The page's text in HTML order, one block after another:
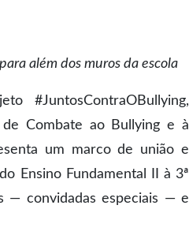
além dos muros da escola
#JuntosContraOBullying,
Combate ao Bullying e à
um marco de união e
Ensino Fundamental II à 3ª
— convidadas especiais — e